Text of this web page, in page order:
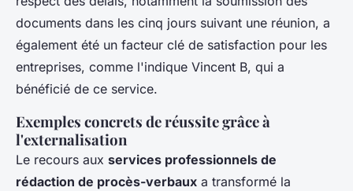
documents dans les cinq jours suivant une réunion, a
également été un facteur clé de satisfaction pour les
entreprises, comme l'indique Vincent B, qui a
bénéficié de ce service.
Exemples concrets de réussite grâce à
l'externalisation
Le recours aux services professionnels de
rédaction de procès-verbaux a transformé la